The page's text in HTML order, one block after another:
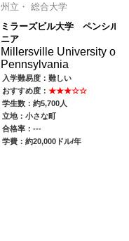
州立・ 総合大学
ミラーズビル大学 ペンシルベ
ニア
Millersville University of
Pennsylvania
入学難易度：難しい
おすすめ度： ★★★☆☆
学生数：約5,700人
立地：小さな町
合格率：---
学費：約20,000ドル/年